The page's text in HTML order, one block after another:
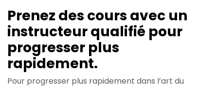
Prenez des cours avec un
instructeur qualifié pour
progresser plus
rapidement.
Pour progresser plus rapidement dans l’art du